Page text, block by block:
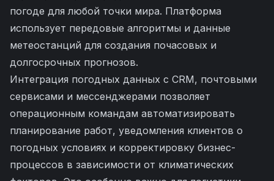
погоде для любой точки мира. Платформа
использует передовые алгоритмы и данные
метеостанций для создания почасовых и
долгосрочных прогнозов.
Интеграция погодных данных с CRM, почтовыми
сервисами и мессенджерами позволяет
операционным командам автоматизировать
планирование работ, уведомления клиентов о
погодных условиях и корректировку бизнес-
процессов в зависимости от климатических